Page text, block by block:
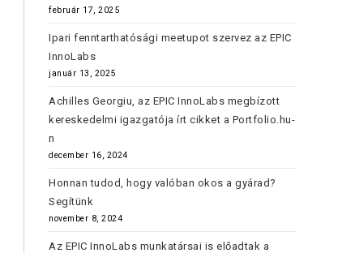
február 17, 2025
Ipari fenntarthatósági meetupot szervez az EPIC
InnoLabs
január 13, 2025
Achilles Georgiu, az EPIC InnoLabs megbízott
kereskedelmi igazgatója írt cikket a Portfolio.hu-
n
december 16, 2024
Honnan tudod, hogy valóban okos a gyárad?
Segítünk
november 8, 2024
Az EPIC InnoLabs munkatársai is előadtak a